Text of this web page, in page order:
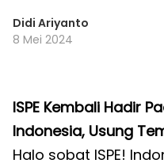
Didi Ariyanto
8 Mei 2024
ISPE Kembali Hadir
Indonesia, Usung
Halo sobat ISPE!